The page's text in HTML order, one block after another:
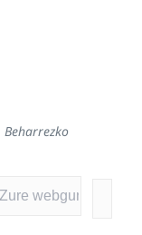
Beharrezko